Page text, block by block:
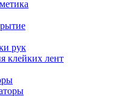
рук
клейких лент